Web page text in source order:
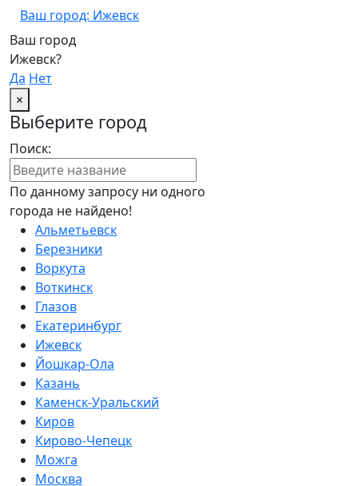
Ваш город: Ижевск
Ваш город
Ижевск?
Да Нет
×
Выберите город
Поиск:
По данному запросу ни одного
города не найдено!
Альметьевск
Березники
Воркута
Воткинск
Глазов
Екатеринбург
Ижевск
Йошкар-Ола
Казань
Каменск-Уральский
Киров
Кирово-Чепецк
Можга
Москва